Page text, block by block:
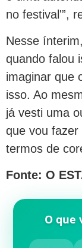
no festival'”,
Nesse
quando falou
imaginar que
isso. Ao
já vesti uma
que vou
termos de
Fonte: O
O que